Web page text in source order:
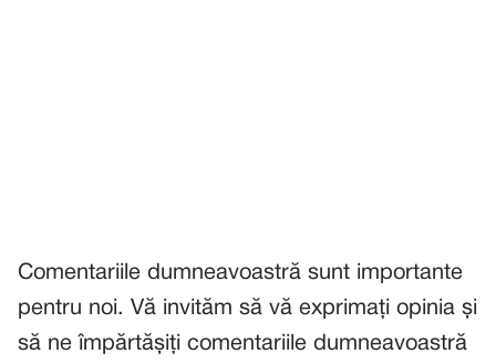
Comentariile dumneavoastră sunt importante
pentru noi. Vă invităm să vă exprimați opinia și
să ne împărtășiți comentariile dumneavoastră